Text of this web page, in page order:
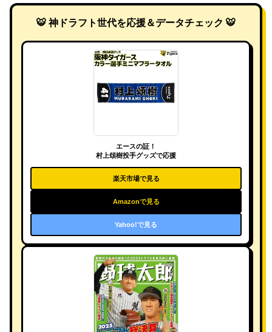
🐯 神ドラフト世代を応援＆データチェック 🐯
エースの証！
村上頌樹投手グッズで応援
楽天市場で見る
Amazonで見る
Yahoo!で見る